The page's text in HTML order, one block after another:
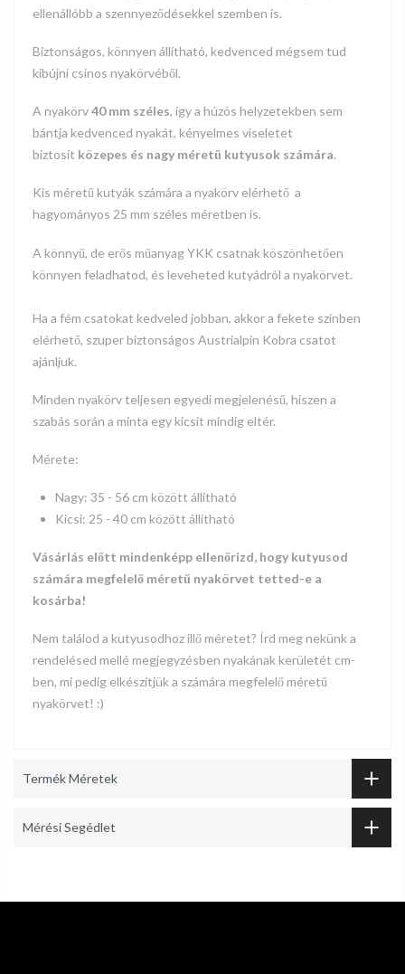
ellenállóbb a szennyeződésekkel szemben is.
Biztonságos, könnyen állítható, kedvenced mégsem tud
kibújni csinos nyakörvéből.
A nyakörv40 mm széles, így a húzós helyzetekben sem
bántja kedvenced nyakát, kényelmes viseletet
biztosít közepes és nagy méretű kutyusok számára.
Kis méretű kutyák számára a nyakörv elérhető a
hagyományos 25 mm széles méretben is.
A könnyű, de erős műanyag YKK csatnak köszönhetően
könnyen feladhatod, és leveheted kutyádról a nyakörvet.
Ha a fém csatokat kedveled jobban, akkor a fekete színben
elérhető, szuper biztonságos Austrialpin Kobra csatot
ajánljuk.
Minden nyakörv teljesen egyedi megjelenésű, hiszen a
szabás során a minta egy kicsit mindig eltér.
Mérete:
Nagy: 35 - 56 cm között állítható
Kicsi: 25 - 40 cm között állítható
Vásárlás előtt mindenképp ellenőrizd, hogy kutyusod
számára megfelelő méretű nyakörvet tetted-e a
kosárba!
Nem találod a kutyusodhoz illő méretet? Írd meg nekünk a
rendelésed mellé megjegyzésben nyakának kerületét cm-
ben, mi pedig elkészítjük a számára megfelelő méretű
nyakörvet! :)
Termék Méretek
Mérési Segédlet